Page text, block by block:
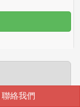
絡我們